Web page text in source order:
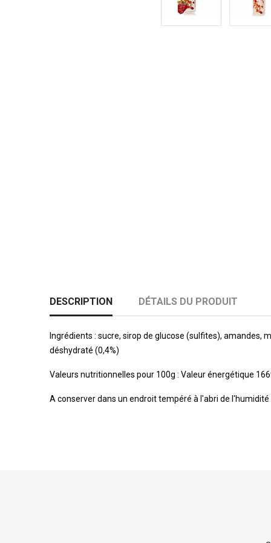
DESCRIPTION DÉTAILS DU PRODUIT
Ingrédients : sucre, sirop de glucose (sulfites),
déshydraté (0,4%)
Valeurs nutritionnelles pour 100g : Valeur énergétique
A conserver dans un endroit tempéré à l'abri de l'humidité